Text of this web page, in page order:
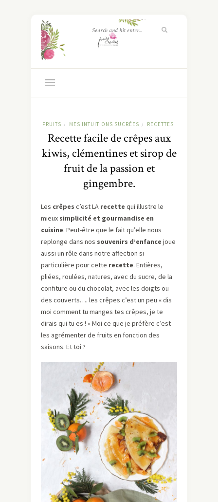
FRUITS / MES INTUITIONS SUCRÉES / RECETTES
Recette facile de crêpes aux
kiwis, clémentines et sirop de
fruit de la passion et
gingembre.
Les crêpes c’est LA recette qui illustre le
mieux simplicité et gourmandise en
cuisine. Peut-être que le fait qu’elle nous
replonge dans nos souvenirs d’enfance joue
aussi un rôle dans notre affection si
particulière pour cette recette. Entières,
pliées, roulées, natures, avec du sucre, de la
confiture ou du chocolat, avec les doigts ou
des couverts…. les crêpes c’est un peu « dis
moi comment tu manges tes crêpes, je te
dirais qui tu es ! » Moi ce que je préfère c’est
les agrémenter de fruits en fonction des
saisons. Et toi ?